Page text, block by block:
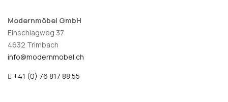
Modernmöbel GmbH
Einschlagweg 37
4632 Trimbach
info@modernmobel.ch
+41 (0) 76 817 88 55